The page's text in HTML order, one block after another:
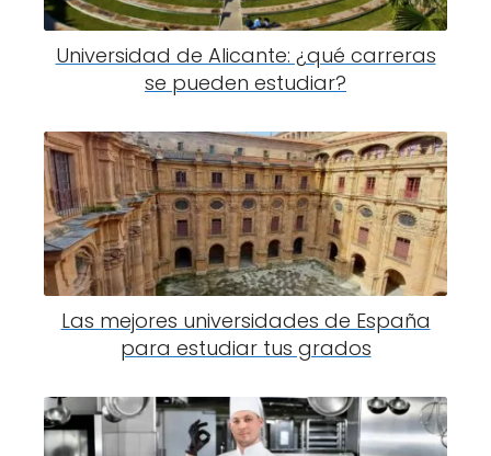
Universidad de Alicante: ¿qué carreras
se pueden estudiar?
Las mejores universidades de España
para estudiar tus grados